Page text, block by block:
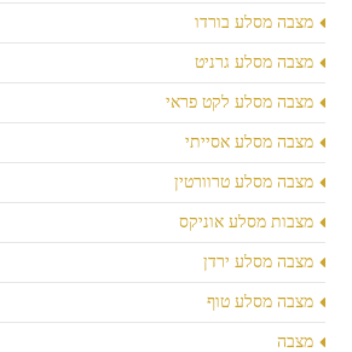
מצבה מסלע בורדו
מצבה מסלע גרניט
מצבה מסלע לקט פראי
מצבה מסלע אסייתי
מצבה מסלע טרוורטין
מצבות מסלע אוניקס
מצבה מסלע ירדן
מצבה מסלע טוף
מצבה